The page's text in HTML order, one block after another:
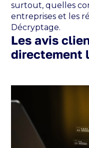
surtout, quelles
entreprises et les
Décryptage.
Les avis
directement